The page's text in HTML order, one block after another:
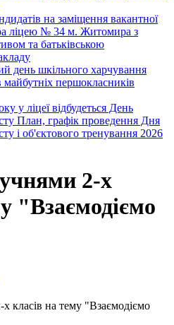
на заміщення вакантної
ліцею № 34 м. Житомира з
та батьківською
день шкільного харчування
майбутніх першокласників
у ліцеї відбудеться День
План, графік проведення Дня
і об'єктового тренування 2026
2-х
"Взаємодіємо
класів на тему "Взаємодіємо